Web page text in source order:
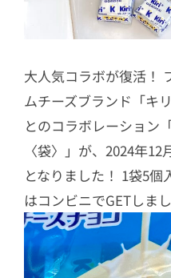
大人気コラボが復活！
ムチーズブランド「キ
とのコラボレーション
〈袋〉」が、2024年
となりました！ 1袋5個
はコンビニでGETしまし